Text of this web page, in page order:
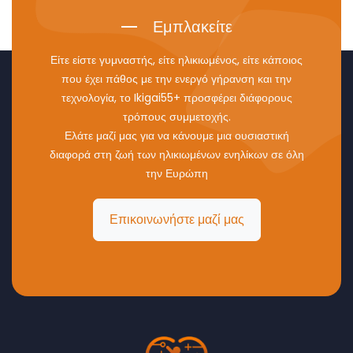
Εμπλακείτε
Είτε είστε γυμναστής, είτε ηλικιωμένος, είτε κάποιος
που έχει πάθος με την ενεργό γήρανση και την
τεχνολογία, το Ikigai55+ προσφέρει διάφορους
τρόπους συμμετοχής.
Ελάτε μαζί μας για να κάνουμε μια ουσιαστική
διαφορά στη ζωή των ηλικιωμένων ενηλίκων σε όλη
την Ευρώπη
Επικοινωνήστε μαζί μας